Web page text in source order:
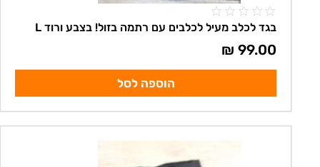
בגד לכלב מעיל לכלבים עם רתמה בזול! בצבע ורוד L
99.00
₪
הוספה לסל